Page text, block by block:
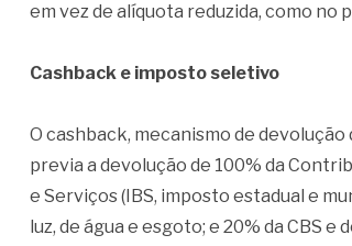
em vez de alíquota reduzida, como no
Cashback e imposto seletivo
O cashback, mecanismo de
previa a devolução de 100% da
e Serviços (IBS, imposto estadual e
luz, de água e esgoto; e 20% da CBS